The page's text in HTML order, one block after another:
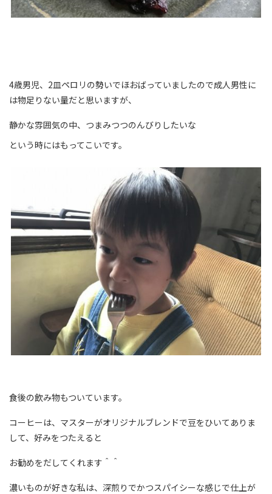
4歳男児、2皿ペロリの勢いでほおばっていましたので成人男性に
は物足りない量だと思いますが、
静かな雰囲気の中、つまみつつのんびりしたいな
という時にはもってこいです。
食後の飲み物もついています。
コーヒーは、マスターがオリジナルブレンドで豆をひいてありま
して、好みをつたえると
お勧めをだしてくれます＾＾
濃いものが好きな私は、深煎りでかつスパイシーな感じで仕上が